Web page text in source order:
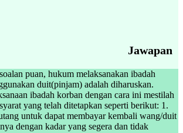
Jawapan
puan, hukum melaksanakan ibadah
duit(pinjam) adalah diharuskan.
ibadah korban dengan cara ini mestilah
yang telah ditetapkan seperti berikut: 1.
untuk dapat membayar kembali wang/duit
dengan kadar yang segera dan tidak